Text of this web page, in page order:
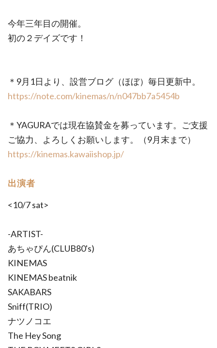
今年三年目の開催。
初の２デイズです！
＊9月1日より、設営ブログ（ほぼ）毎日更新中。
https://note.com/kinemas/n/n047bb7a5454b
＊YAGURAでは現在協賛金を募っています。ご支援
ご協力、よろしくお願いします。（9月末まで）
https://kinemas.kawaiishop.jp/
出演者
<10/7 sat>
-ARTIST-
あちゃぴん(CLUB80's)
KINEMAS
KINEMAS beatnik
SAKABARS
Sniff(TRIO)
ナツノコエ
The Hey Song